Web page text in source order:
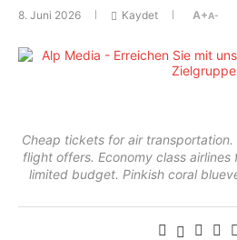
8. Juni 2026 Kaydet A+A-
Cheap tickets for air
flight offers. Economy class
limited budget. Pinkish coral